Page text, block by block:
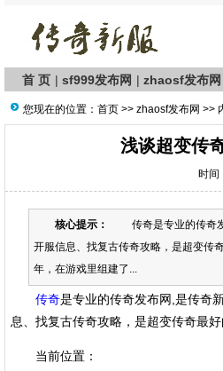
首 页 | sf999发布网 | zhaosf发布网
您现在的位置： 首页 >> zhaosf发布网 >>
浅谈超变传
时间
核心提示：
传奇是专业的传奇发
开服信息、找复古传奇攻略，是超
年，在游戏里组建了...
传奇是专业的传奇发布网,是传奇
息、找复古传奇攻略，是超变传奇最好
当前位置：